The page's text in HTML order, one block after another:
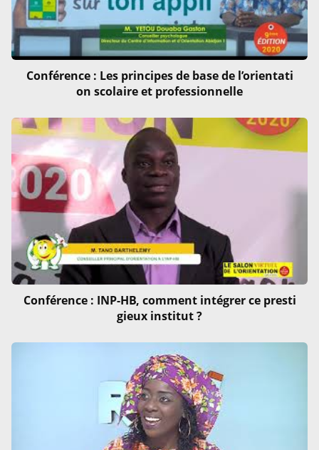
Conférence : Les principes de base de l’orientati
on scolaire et professionnelle
Conférence : INP-HB, comment intégrer ce presti
gieux institut ?